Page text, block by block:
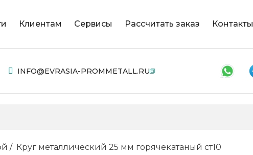
Клиентам Сервисы Рассчитать заказ Контакты
INFO@EVRASIA-PROMMETALL.RU
Круг металлический 25 мм горячекатаный ст10